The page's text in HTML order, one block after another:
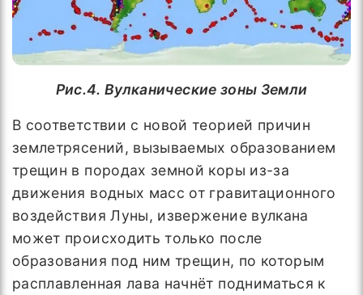
Рис.4. Вулканические зоны Земли
В соответствии с новой теорией причин
землетрясений, вызываемых образованием
трещин в породах земной коры из-за
движения водных масс от гравитационного
воздействия Луны, извержение вулкана
может происходить только после
образования под ним трещин, по которым
расплавленная лава начнёт подниматься к